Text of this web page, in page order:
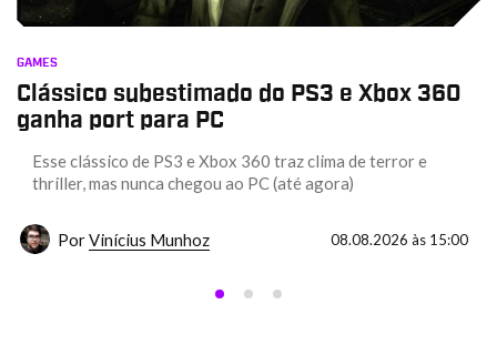
GAMES
Clássico subestimado do PS3 e Xbox 360
ganha port para PC
Esse clássico de PS3 e Xbox 360 traz clima de terror e
thriller, mas nunca chegou ao PC (até agora)
PorVinícius Munhoz 08.08.2026 às 15:00